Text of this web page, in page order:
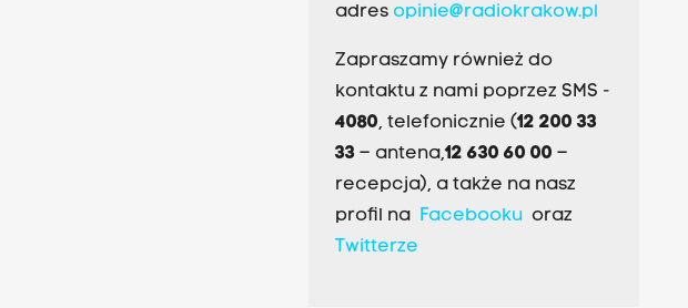
adres opinie@radiokrakow.pl
Zapraszamy również do
kontaktu z nami poprzez SMS -
4080, telefonicznie (12 200 33
33– antena,12 630 60 00 –
recepcja), a także na nasz
profil na Facebookuoraz
Twitterze